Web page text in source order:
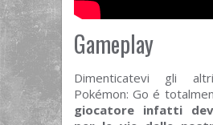
Gameplay
Dimenticatevi gli
Pokémon: Go é
giocatore infatti